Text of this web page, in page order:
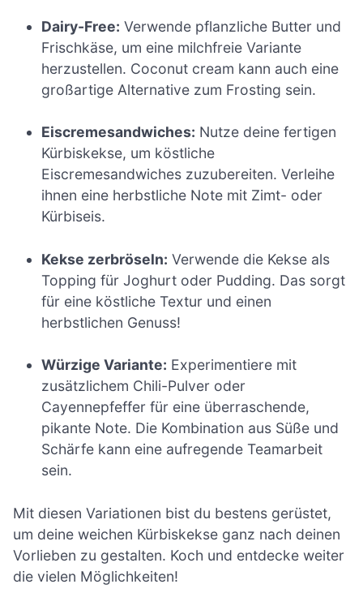
Dairy-Free: Verwende pflanzliche Butter und
Frischkäse, um eine milchfreie Variante
herzustellen. Coconut cream kann auch eine
großartige Alternative zum Frosting sein.
Eiscremesandwiches: Nutze deine fertigen
Kürbiskekse, um köstliche
Eiscremesandwiches zuzubereiten. Verleihe
ihnen eine herbstliche Note mit Zimt- oder
Kürbiseis.
Kekse zerbröseln: Verwende die Kekse als
Topping für Joghurt oder Pudding. Das sorgt
für eine köstliche Textur und einen
herbstlichen Genuss!
Würzige Variante: Experimentiere mit
zusätzlichem Chili-Pulver oder
Cayennepfeffer für eine überraschende,
pikante Note. Die Kombination aus Süße und
Schärfe kann eine aufregende Teamarbeit
sein.
Mit diesen Variationen bist du bestens gerüstet,
um deine weichen Kürbiskekse ganz nach deinen
Vorlieben zu gestalten. Koch und entdecke weiter
die vielen Möglichkeiten!